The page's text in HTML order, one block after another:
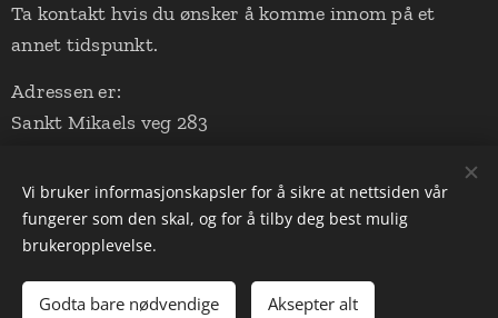
Ta kontakt hvis du ønsker å komme innom på et
annet tidspunkt.
Adressen er:
Sankt Mikaels veg 283
(Aalerud Stall - nede ved ridebanen)
Drevet avWebnode Informasjonskapsler
Vi bruker informasjonskapsler for å sikre at nettsiden vår
fungerer som den skal, og for å tilby deg best mulig
brukeropplevelse.
Godta bare nødvendige Aksepter alt